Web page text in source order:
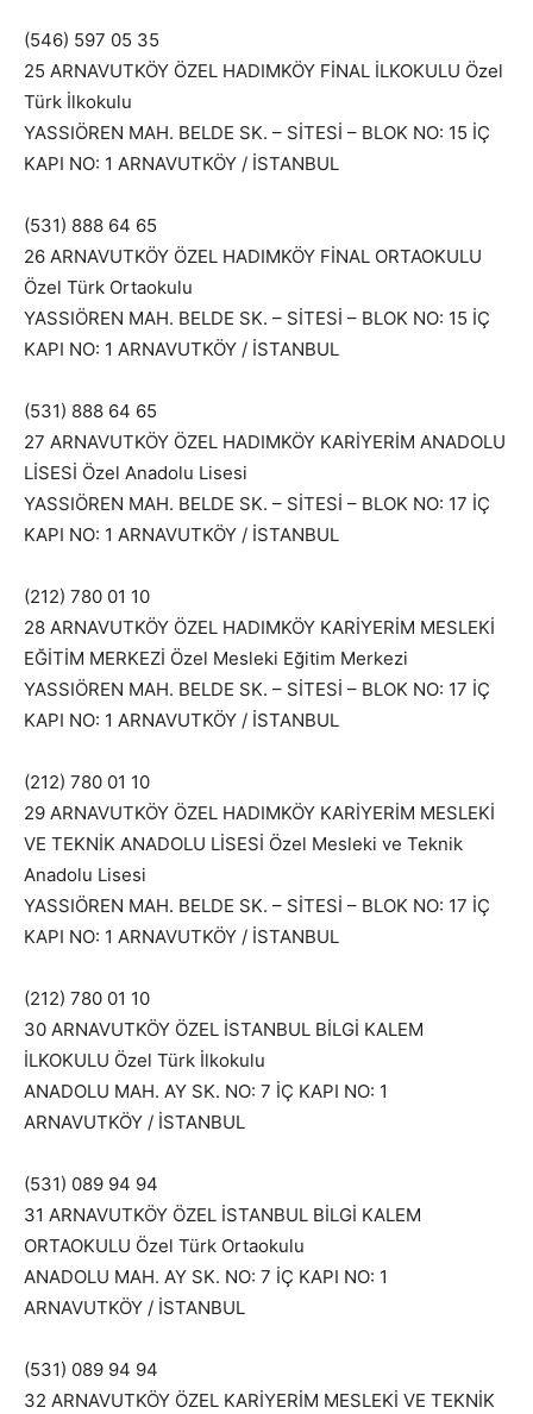
(546) 597 05 35
25 ARNAVUTKÖY ÖZEL HADIMKÖY FİNAL İLKOKULU Özel
Türk İlkokulu
YASSIÖREN MAH. BELDE SK. – SİTESİ – BLOK NO: 15 İÇ
KAPI NO: 1 ARNAVUTKÖY / İSTANBUL
(531) 888 64 65
26 ARNAVUTKÖY ÖZEL HADIMKÖY FİNAL ORTAOKULU
Özel Türk Ortaokulu
YASSIÖREN MAH. BELDE SK. – SİTESİ – BLOK NO: 15 İÇ
KAPI NO: 1 ARNAVUTKÖY / İSTANBUL
(531) 888 64 65
27 ARNAVUTKÖY ÖZEL HADIMKÖY KARİYERİM ANADOLU
LİSESİ Özel Anadolu Lisesi
YASSIÖREN MAH. BELDE SK. – SİTESİ – BLOK NO: 17 İÇ
KAPI NO: 1 ARNAVUTKÖY / İSTANBUL
(212) 780 01 10
28 ARNAVUTKÖY ÖZEL HADIMKÖY KARİYERİM MESLEKİ
EĞİTİM MERKEZİ Özel Mesleki Eğitim Merkezi
YASSIÖREN MAH. BELDE SK. – SİTESİ – BLOK NO: 17 İÇ
KAPI NO: 1 ARNAVUTKÖY / İSTANBUL
(212) 780 01 10
29 ARNAVUTKÖY ÖZEL HADIMKÖY KARİYERİM MESLEKİ
VE TEKNİK ANADOLU LİSESİ Özel Mesleki ve Teknik
Anadolu Lisesi
YASSIÖREN MAH. BELDE SK. – SİTESİ – BLOK NO: 17 İÇ
KAPI NO: 1 ARNAVUTKÖY / İSTANBUL
(212) 780 01 10
30 ARNAVUTKÖY ÖZEL İSTANBUL BİLGİ KALEM
İLKOKULU Özel Türk İlkokulu
ANADOLU MAH. AY SK. NO: 7 İÇ KAPI NO: 1
ARNAVUTKÖY / İSTANBUL
(531) 089 94 94
31 ARNAVUTKÖY ÖZEL İSTANBUL BİLGİ KALEM
ORTAOKULU Özel Türk Ortaokulu
ANADOLU MAH. AY SK. NO: 7 İÇ KAPI NO: 1
ARNAVUTKÖY / İSTANBUL
(531) 089 94 94
32 ARNAVUTKÖY ÖZEL KARİYERİM MESLEKİ VE TEKNİK